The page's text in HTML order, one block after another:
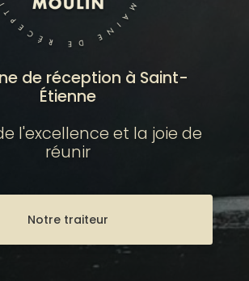
de réception à Saint-
Étienne
l'excellence et la joie de
réunir
Notre traiteur